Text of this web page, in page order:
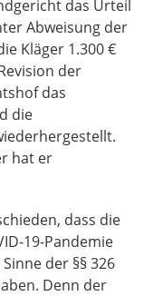
das Urteil
Abweisung der
Kläger 1.300 €
der
das
die
hat er
dass die
19-Pandemie
der §§ 326
Denn der